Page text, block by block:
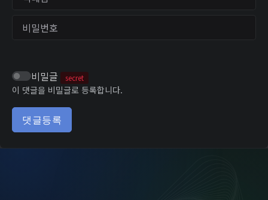
비밀번호
비밀글 secret
이 댓글을 비밀글로 등록합니다.
댓글등록